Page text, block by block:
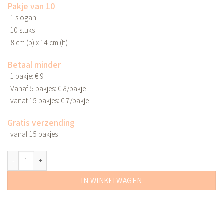
Pakje van 10
. 1 slogan
. 10 stuks
. 8 cm (b) x 14 cm (h)
Betaal minder
. 1 pakje: € 9
. Vanaf 5 pakjes: € 8/pakje
. vanaf 15 pakjes: € 7/pakje
Gratis verzending
. vanaf 15 pakjes
paswoord aantal
IN WINKELWAGEN
Alternative: